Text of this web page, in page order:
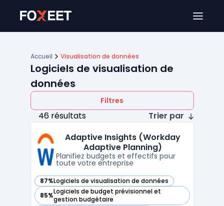
Accueil Visualisation de données
Logiciels de visualisation de
données
Filtres
46 résultats
Trier par
Adaptive Insights (Workday
Adaptive Planning)
Planifiez budgets et effectifs pour
toute votre entreprise
87%Logiciels de visualisation de données
— voir Adaptive Insights (Workday Adaptive Planning)
85%Logiciels de budget prévisionnel et
gestion budgétaire
— voir Adaptive Insights (Workday Adaptive Planning)